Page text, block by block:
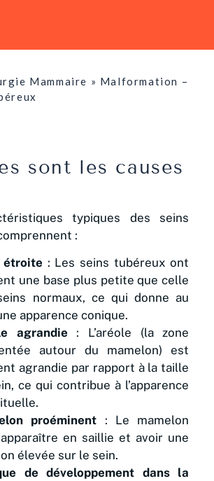
Mammaire » Malformation –
sont les causes
typiques des seins
:
étroite : Les seins tubéreux ont
une base plus petite que celle
normaux, ce qui donne au
apparence conique.
agrandie : L’aréole (la zone
autour du mamelon) est
agrandie par rapport à la taille
ce qui contribue à l’apparence
proéminent : Le mamelon
en saillie et avoir une
élevée sur le sein.
de développement dans la